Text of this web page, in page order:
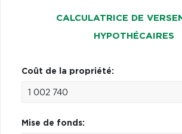
CALCULATRICE DE
HYPOTHÉCAIRES
Coût de la propriété:
Mise de fonds: